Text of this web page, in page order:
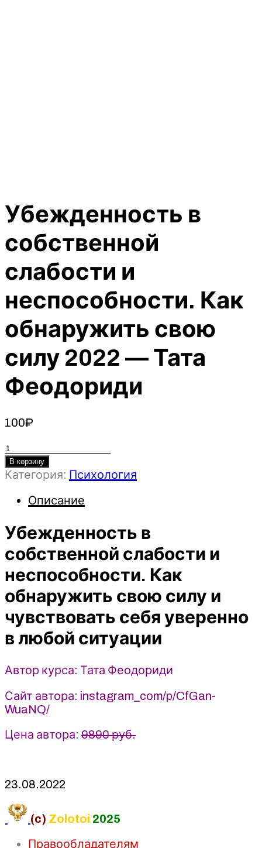
Убежденность в
собственной
слабости и
неспособности. Как
обнаружить свою
силу 2022 — Тата
Феодориди
100₽
Количество
товара
Убежденность
собственной
и
неспособности.
Как
обнаружить
свою
силу
2022
Тата
В корзину
Категория: Психология
Описание
Убежденность в
собственной слабости и
неспособности. Как
обнаружить свою силу и
чувствовать себя уверенно
в любой ситуации
Автор курса: Тата Феодориди
Сайт автора: instagram_com/p/CfGan-
WuaNQ/
Цена автора: 9890 руб.
23.08.2022
(c) Zolotoi 2025
Правообладателям